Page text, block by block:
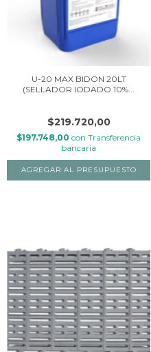
U-20 MAX BIDON 20LT
(SELLADOR IODADO 10%...
$219.720,00
$197.748,00 con Transferencia
bancaria